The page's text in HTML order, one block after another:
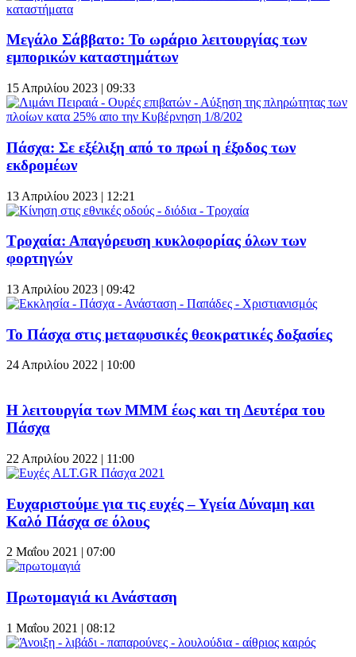
Μεγάλο Σάββατο: Το ωράριο λειτουργίας των
εμπορικών καταστημάτων
15 Απριλίου 2023 | 09:33
Πάσχα: Σε εξέλιξη από το πρωί η έξοδος των
εκδρομέων
13 Απριλίου 2023 | 12:21
Τροχαία: Απαγόρευση κυκλοφορίας όλων των
φορτηγών
13 Απριλίου 2023 | 09:42
Το Πάσχα στις μεταφυσικές θεοκρατικές δοξασίες
24 Απριλίου 2022 | 10:00
Η λειτουργία των ΜΜΜ έως και τη Δευτέρα του
Πάσχα
22 Απριλίου 2022 | 11:00
Ευχαριστούμε για τις ευχές – Υγεία Δύναμη και
Καλό Πάσχα σε όλους
2 Μαΐου 2021 | 07:00
Πρωτομαγιά κι Ανάσταση
1 Μαΐου 2021 | 08:12